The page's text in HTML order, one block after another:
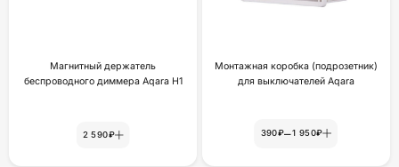
Магнитный держатель
беспроводного диммера Aqara H1
2 590₽
Монтажная коробка (подрозетник)
для выключателей Aqara
390₽–1 950₽